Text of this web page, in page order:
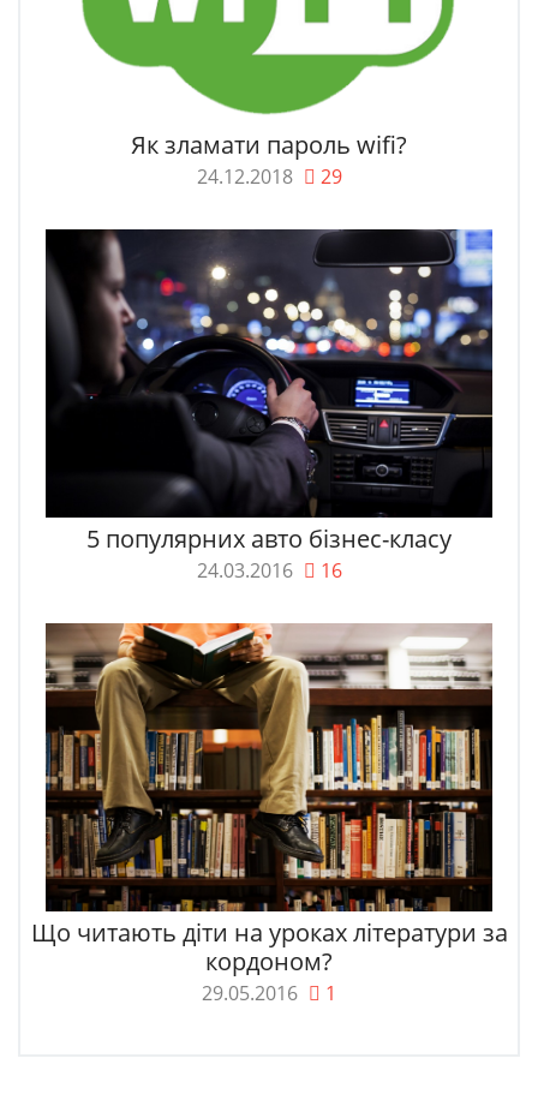
Як зламати пароль wifi?
24.12.2018 29
5 популярних авто бізнес-класу
24.03.2016 16
Що читають діти на уроках літератури за
кордоном?
29.05.2016 1